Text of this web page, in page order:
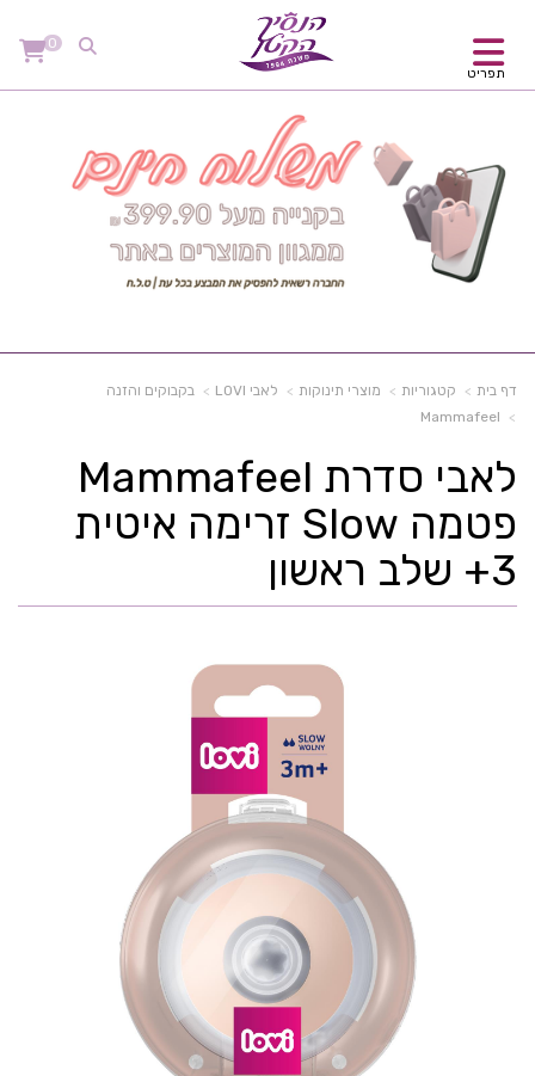
תפריט
0
דף בית קטגוריות מוצרי תינוקות לאבי LOVI
בקבוקים והזנה
Mammafeel
לאבי סדרת Mammafeel
פטמה Slow זרימה איטית
3+ שלב ראשון